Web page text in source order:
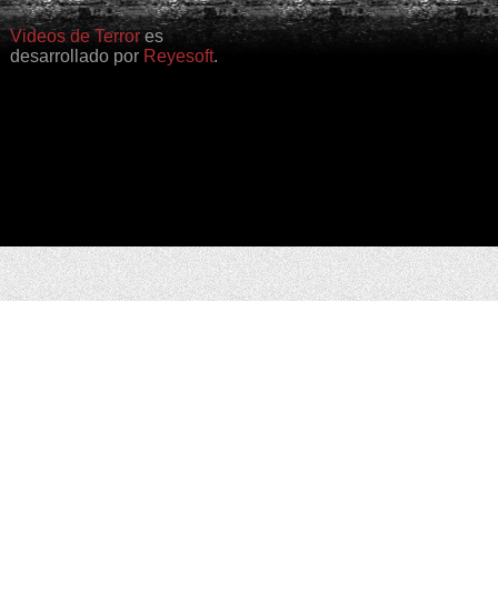
Videos de Terrores
desarrollado por Reyesoft.